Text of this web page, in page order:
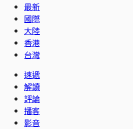
最新
國際
大陸
香港
台灣
速遞
解讀
評論
播客
影音